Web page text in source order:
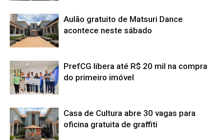
Aulão gratuito de Matsuri Dance
acontece neste sábado
PrefCG libera até R$ 20 mil na compra
do primeiro imóvel
Casa de Cultura abre 30 vagas para
oficina gratuita de graffiti